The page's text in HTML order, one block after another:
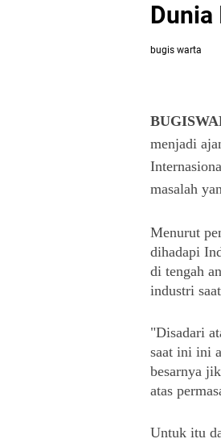
Dunia
bugis warta
menjadi
masalah
Menurut
dihadapi
di tengah
industri
"Disadari
saat ini ini
besarnya
atas
Untuk itu